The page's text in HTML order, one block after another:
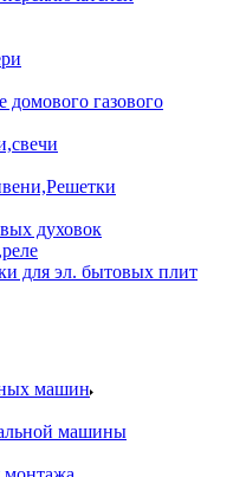
газового
духовок
для эл. бытовых плит
машин
машины